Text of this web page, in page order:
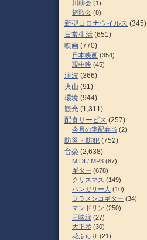
川柳会 (1)
短歌会 (8)
新型コロナウイルス (345)
日常生活 (651)
映画 (770)
日本映画 (354)
現中映 (45)
津波 (366)
火山 (91)
環境 (944)
観光 (1,311)
配食サービス (257)
今月の宅配弁当 (2)
防災・防犯 (752)
音楽 (2,638)
MIDI / MP3 (87)
ギター (678)
クリスマス (149)
ハンガリー人 (10)
フラメンコギター (34)
マンドリン (250)
三味線 (27)
大正琴 (30)
花ふらり (21)